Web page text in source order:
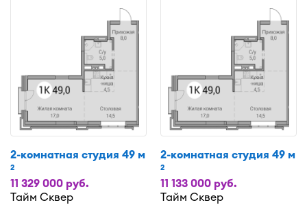
2-комнатная студия 49 м
2
11 329 000 руб.
Тайм Сквер
2-комнатная студия 49 м
2
11 133 000 руб.
Тайм Сквер